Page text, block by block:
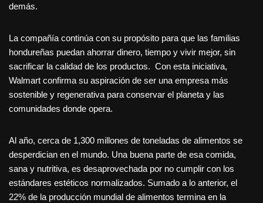
demás.
La compañía continúa con su propósito para que las familias
hondureñas puedan ahorrar dinero, tiempo y vivir mejor, sin
sacrificar la calidad de los productos. Con esta iniciativa,
Walmart confirma su aspiración de ser una empresa más
sostenible y regenerativa para conservar el planeta y las
comunidades donde opera.
Al año, cerca de 1,300 millones de toneladas de alimentos se
desperdician en el mundo. Una buena parte de esa comida,
sana y nutritiva, es desaprovechada por no cumplir con los
estándares estéticos normalizados. Sumado a lo anterior, el
22% de la producción mundial de alimentos termina en la